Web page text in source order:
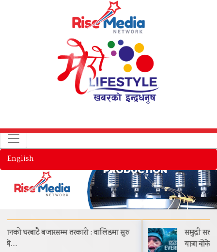
English
समुद्री सतहदेखि सगरमाथाको शिखरसम्मको वास्तविक